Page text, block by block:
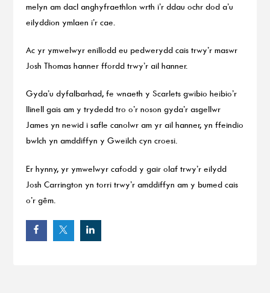
melyn am dacl anghyfraethlon wrth i’r ddau ochr dod a’u
eilyddion ymlaen i’r cae.
Ac yr ymwelwyr enillodd eu pedwerydd cais trwy’r maswr
Josh Thomas hanner ffordd trwy’r ail hanner.
Gyda’u dyfalbarhad, fe wnaeth y Scarlets gwibio heibio’r
llinell gais am y trydedd tro o’r noson gyda’r asgellwr
James yn newid i safle canolwr am yr ail hanner, yn ffeindio
bwlch yn amddiffyn y Gweilch cyn croesi.
Er hynny, yr ymwelwyr cafodd y gair olaf trwy’r eilydd
Josh Carrington yn torri trwy’r amddiffyn am y bumed cais
o’r gêm.